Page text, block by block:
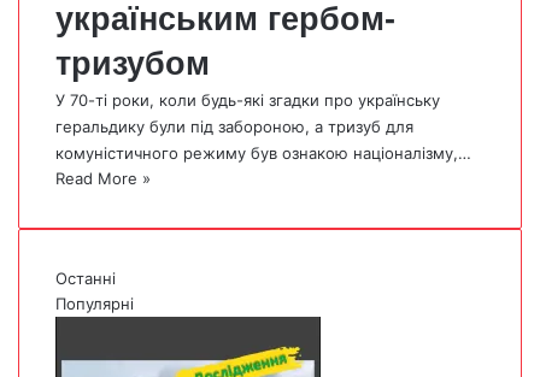
українським гербом-
тризубом
У 70-ті роки, коли будь-які згадки про українську
геральдику були під забороною, а тризуб для
комуністичного режиму був ознакою націоналізму,…
Read More »
Останні
Популярні